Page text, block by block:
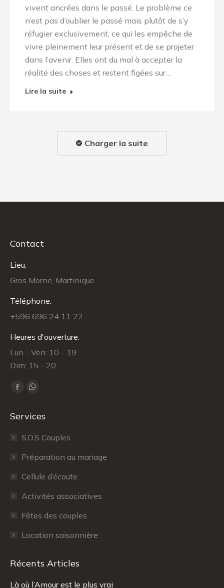
vivent ancrées dans le passé. Le problème ce
n’est pas d’oublier le passé mais plutôt de s’y
réfugier exclusivement, ce qui les empêche de
vivre pleinement leur présent et de se projeter
dans l’avenir. Elles ont du mal à accepter la
réalité des choses et restent figées sur…
Lire la suite
Charger la suite
Contact
Lieu:
Gros Morne, Martinique
Téléphone:
+596 696 24 11 22
Heures d'ouverture:
Lun - Ven: 10 - 19
Dim: 15 - 20
Trouvez nous sur :
Facebook
opens
window
WhatsApp
opens
window
Services
S.O.S Couples
Préparation au mariage
Cellule d’écoute
Activités associatives
Fêtes des couples
Location saisonnière
Récents Articles
Là où l’Amour est le plus vrai